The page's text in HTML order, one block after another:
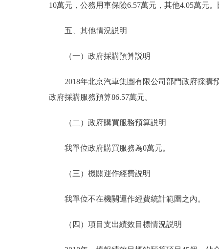
10萬元，公務用車保險6.57萬元，其他4.05萬元
五、其他情況説明
（一）政府採購預算説明
2018年北京汽車集團有限公司部門政府採購預
政府採購服務預算86.57萬元。
（二）政府購買服務預算説明
我單位政府購買服務為0萬元。
（三）機關運作經費説明
我單位不在機關運作經費統計範圍之內。
（四）項目支出績效目標情況説明